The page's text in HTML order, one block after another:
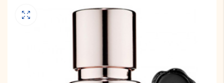
اسپایس بمب | Viktor
& Rolf Spicebomb